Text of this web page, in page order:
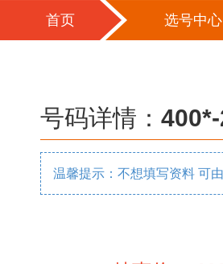
首页 选号中心
号码详情：
温馨提示：不想填写资料 可